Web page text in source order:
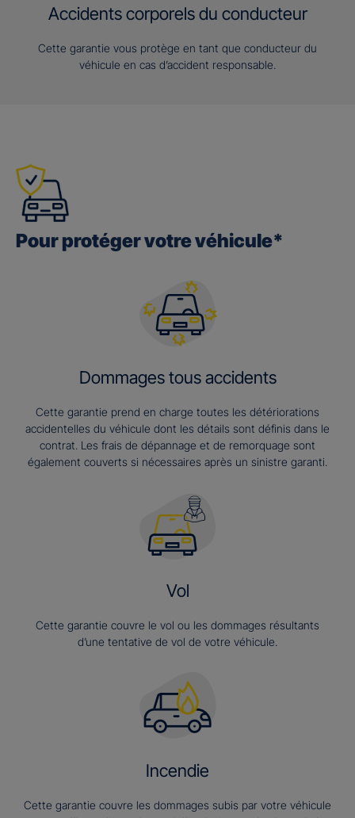
Accidents corporels du conducteur
Cette garantie vous protège en tant que conducteur du
véhicule en cas d’accident responsable.
Pour protéger votre véhicule*
Dommages tous accidents
Cette garantie prend en charge toutes les détériorations
accidentelles du véhicule dont les détails sont définis dans le
contrat. Les frais de dépannage et de remorquage sont
également couverts si nécessaires après un sinistre garanti.
Vol
Cette garantie couvre le vol ou les dommages résultants
d’une tentative de vol de votre véhicule.
Incendie
Cette garantie couvre les dommages subis par votre véhicule